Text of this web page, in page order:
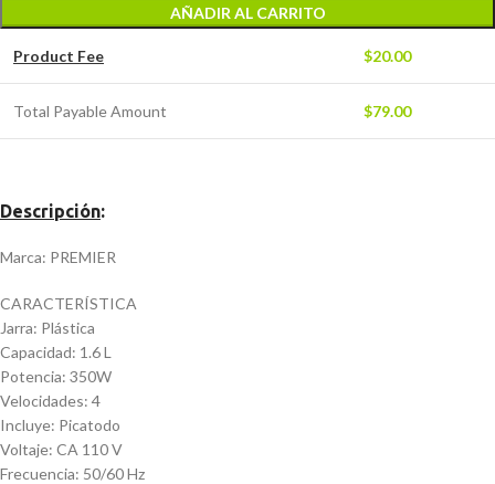
AÑADIR AL CARRITO
Product Fee $20.00
Total Payable Amount $79.00
Descripción:
Marca: PREMIER
CARACTERÍSTICA
Jarra: Plástica
Capacidad: 1.6 L
Potencia: 350W
Velocidades: 4
Incluye: Picatodo
Voltaje: CA 110 V
Frecuencia: 50/60 Hz